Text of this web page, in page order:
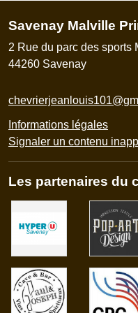
Savenay Malville
2 Rue du parc des sports
44260 Savenay
Informations légales
Signaler un contenu
Les partenaires du